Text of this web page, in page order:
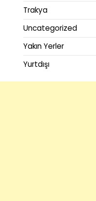
Trakya
Uncategorized
Yakın Yerler
Yurtdışı